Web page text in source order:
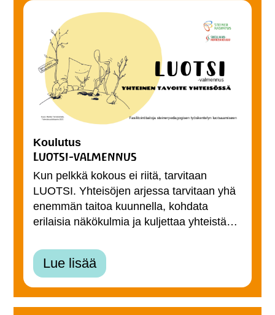
Koulutus
Luotsi-valmennus
Kun pelkkä kokous ei riitä, tarvitaan
LUOTSI. Yhteisöjen arjessa tarvitaan yhä
enemmän taitoa kuunnella, kohdata
erilaisia näkökulmia ja kuljettaa yhteistä…
Lue lisää